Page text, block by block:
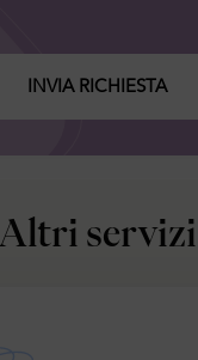
INVIA RICHIESTA
Altri servizi